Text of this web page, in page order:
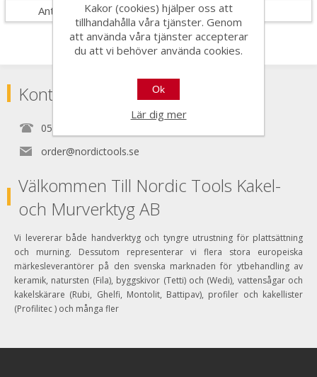
Antal i förpackning 1
Kontakta
0525150890
order@nordictools.se
Välkommen Till Nordic Tools Kakel-
och Murverktyg AB
Vi levererar både handverktyg och tyngre utrustning för plattsättning
och murning. Dessutom representerar vi flera stora europeiska
märkesleverantörer på den svenska marknaden för ytbehandling av
keramik, natursten (Fila), byggskivor (Tetti) och (Wedi), vattensågar och
kakelskärare (Rubi, Ghelfi, Montolit, Battipav), profiler och kakellister
(Profilitec ) och många fler
Kakor (cookies) hjälper oss att
tillhandahålla våra tjänster. Genom
att använda våra tjänster accepterar
du att vi behöver använda cookies.
Ok
Lär dig mer